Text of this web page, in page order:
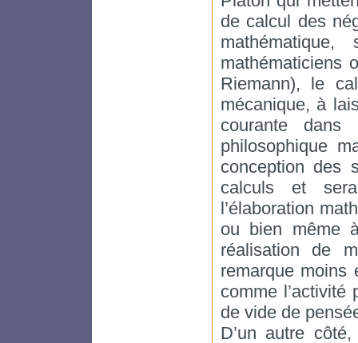
de calcul des
mathématiciens
Riemann), le
mécanique, à
courante
philosophique
conception des
calculs et
l’élaboration
ou bien même
réalisation de
remarque moins
comme
de vide de
D’un autre